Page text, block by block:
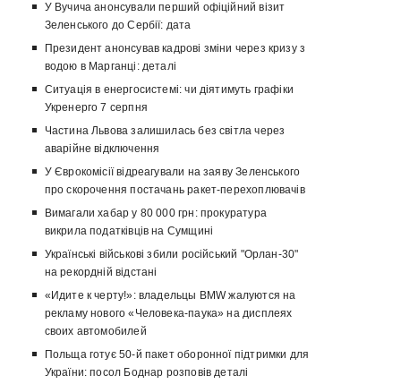
У Вучича анонсували перший офіційний візит
Зеленського до Сербії: дата
Президент анонсував кадрові зміни через кризу з
водою в Марганці: деталі
Ситуація в енергосистемі: чи діятимуть графіки
Укренерго 7 серпня
Частина Львова залишилась без світла через
аварійне відключення
У Єврокомісії відреагували на заяву Зеленського
про скорочення постачань ракет-перехоплювачів
Вимагали хабар у 80 000 грн: прокуратура
викрила податківців на Сумщині
Українські військові збили російський "Орлан-30"
на рекордній відстані
«Идите к черту!»: владельцы BMW жалуются на
рекламу нового «Человека-паука» на дисплеях
своих автомобилей
Польща готує 50-й пакет оборонної підтримки для
України: посол Боднар розповів деталі